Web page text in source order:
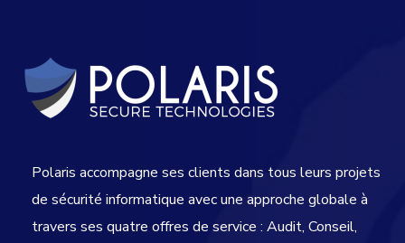
Polaris accompagne ses clients dans tous leurs projets
de sécurité informatique avec une approche globale à
travers ses quatre offres de service : Audit, Conseil,